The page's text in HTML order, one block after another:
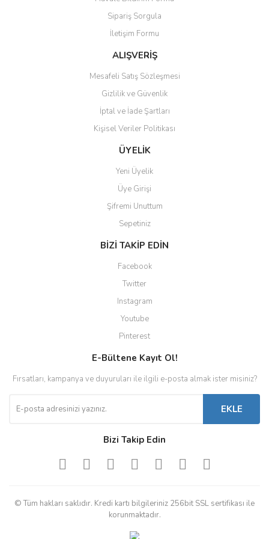
Ürün bilgilerinde hatalar bulunuyor.
Ürün fiyatı diğer sitelerden daha pahalı.
Bu ürüne benzer farklı alternatifler olmalı.
Gönder
Sipariş Sorgula
İletişim Formu
ALIŞVERİŞ
Mesafeli Satış Sözleşmesi
Gizlilik ve Güvenlik
İptal ve İade Şartları
Kişisel Veriler Politikası
ÜYELİK
Yeni Üyelik
Üye Girişi
Şifremi Unuttum
Sepetiniz
BİZİ TAKİP EDİN
Facebook
Twitter
Instagram
Youtube
Pinterest
E-Bültene Kayıt Ol!
Fırsatları, kampanya ve duyuruları ile ilgili e-posta almak ister misiniz?
EKLE
Bizi Takip Edin
© Tüm hakları saklıdır. Kredi kartı bilgileriniz 256bit SSL sertifikası ile
korunmaktadır.